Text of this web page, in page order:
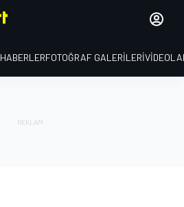
HABERLERFOTOĞRAF GALERILERI